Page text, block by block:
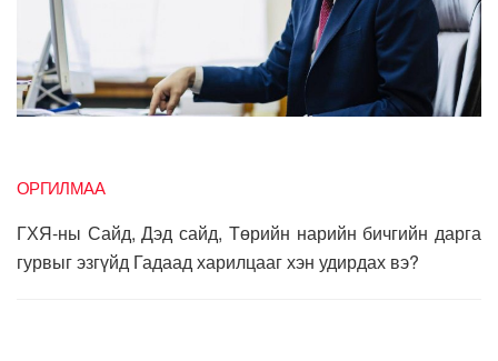
ОРГИЛМАА
ГХЯ-ны Сайд, Дэд сайд, Төрийн нарийн бичгийн дарга
гурвыг эзгүйд Гадаад харилцааг хэн удирдах вэ?